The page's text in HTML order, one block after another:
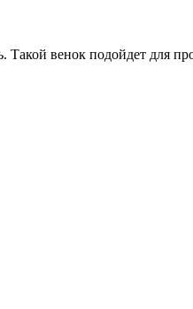
Такой венок подойдет для